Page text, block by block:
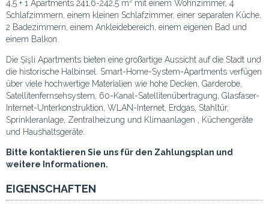
4,5 + 1 Apartments 241,6-242,5 m² mit einem Wohnzimmer, 4
Schlafzimmern, einem kleinen Schlafzimmer, einer separaten Küche,
2 Badezimmern, einem Ankleidebereich, einem eigenen Bad und
einem Balkon.
Die Şişli Apartments bieten eine großartige Aussicht auf die Stadt und
die historische Halbinsel. Smart-Home-System-Apartments verfügen
über viele hochwertige Materialien wie hohe Decken, Garderobe,
Satellitenfernsehsystem, 60-Kanal-Satellitenübertragung, Glasfaser-
Internet-Unterkonstruktion, WLAN-Internet, Erdgas, Stahltür,
Sprinkleranlage, Zentralheizung und Klimaanlagen , Küchengeräte
und Haushaltsgeräte.
Bitte kontaktieren Sie uns für den Zahlungsplan und
weitere Informationen.
EIGENSCHAFTEN